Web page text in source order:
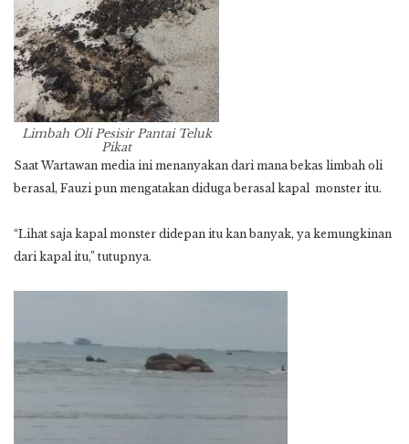
Limbah Oli Pesisir Pantai Teluk
Pikat
Saat Wartawan media ini menanyakan dari mana bekas limbah oli
berasal, Fauzi pun mengatakan diduga berasal kapal monster itu.
“Lihat saja kapal monster didepan itu kan banyak, ya kemungkinan
dari kapal itu,” tutupnya.